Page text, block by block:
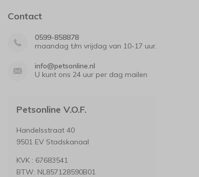
Contact
0599-858878
maandag t/m vrijdag van 10-17 uur.
info@petsonline.nl
U kunt ons 24 uur per dag mailen
Petsonline V.O.F.
Handelsstraat 40
9501 EV Stadskanaal
KVK : 67683541
BTW: NL857128590B01